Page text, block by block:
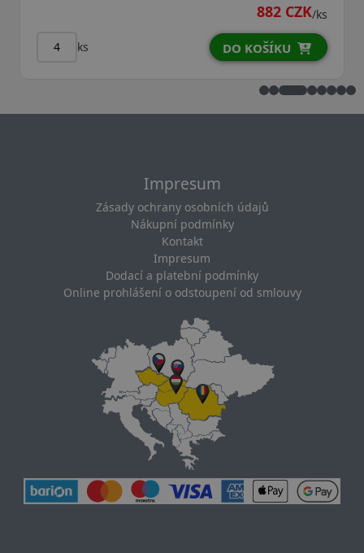
882 CZK/ks
ks DO KOŠÍKU
Impresum
Zásady ochrany osobních údajů
Nákupní podmínky
Kontakt
Impresum
Dodací a platební podmínky
Online prohlášení o odstoupení od smlouvy